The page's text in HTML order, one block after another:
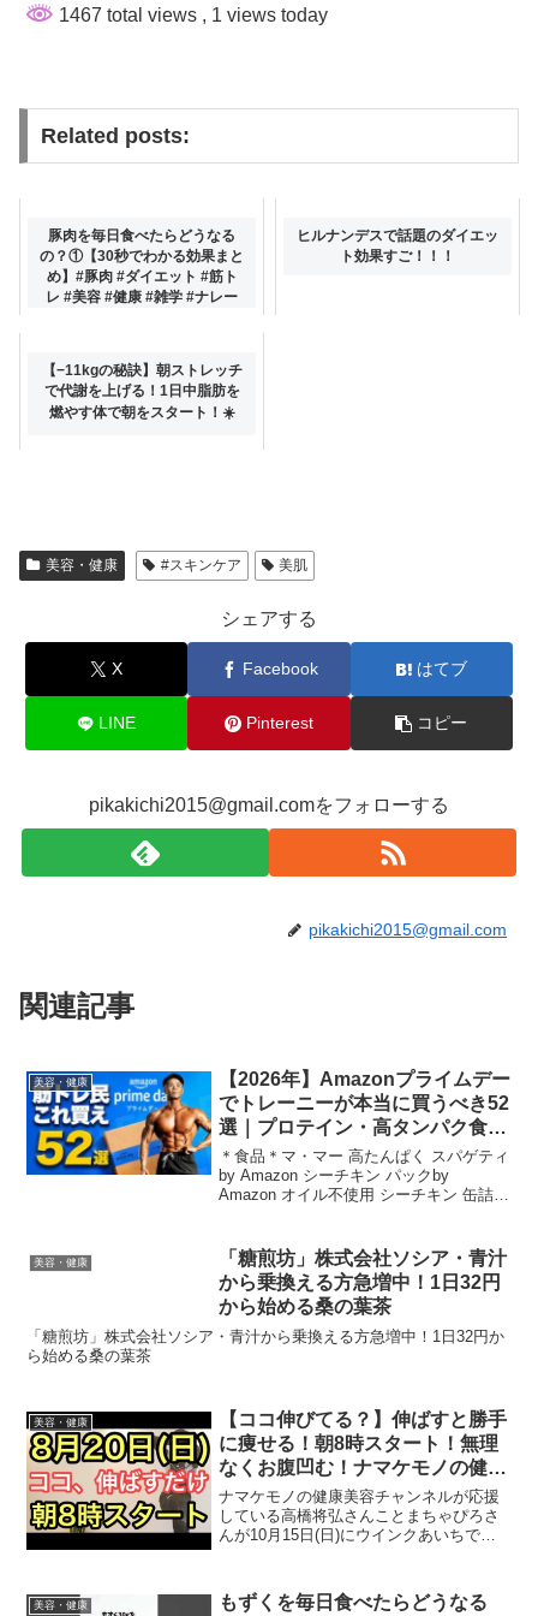
1467 total views , 1 views today
Related posts:
豚肉を毎日食べたらどうなる
の？①【30秒でわかる効果まと
め】#豚肉 #ダイエット #筋ト
レ #美容 #健康 #雑学 #ナレー
ヒルナンデスで話題のダイエッ
ト効果すご！！！
【−11kgの秘訣】朝ストレッチ
で代謝を上げる！1日中脂肪を
燃やす体で朝をスタート！☀️
美容・健康 #スキンケア 美肌
シェアする
X Facebook はてブ
LINE Pinterest コピー
pikakichi2015@gmail.comをフォローする
pikakichi2015@gmail.com
関連記事
美容・健康
【2026年】Amazonプライムデー
でトレーニーが本当に買うべき52
選｜プロテイン・高タンパク食
品・筋トレギア
＊食品＊マ・マー 高たんぱく スパゲティ
by Amazon シーチキン パックby
Amazon オイル不使用 シーチキン 缶詰
ッティ 1.4mm ...
美容・健康
「糖煎坊」株式会社ソシア・青汁
から乗換える方急増中！1日32円
から始める桑の葉茶
「糖煎坊」株式会社ソシア・青汁から乗換える方急増中！1日32円か
ら始める桑の葉茶
美容・健康
【ココ伸びてる？】伸ばすと勝手
に痩せる！朝8時スタート！無理
なくお腹凹む！ナマケモノの健康
LIVE
ナマケモノの健康美容チャンネルが応援
している高橋将弘さんことまちゃぴろさ
んが10月15日(日)にウインクあいちで講
んの講演会日時10月15日(日)14時30分
開...
美容・健康 もずくを毎日食べたらどうなる